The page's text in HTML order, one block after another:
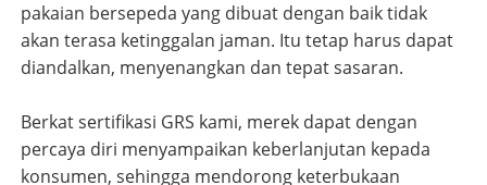
pakaian bersepeda yang dibuat dengan baik tidak
akan terasa ketinggalan jaman. Itu tetap harus dapat
diandalkan, menyenangkan dan tepat sasaran.
Berkat sertifikasi GRS kami, merek dapat dengan
percaya diri menyampaikan keberlanjutan kepada
konsumen, sehingga mendorong keterbukaan